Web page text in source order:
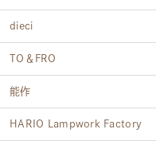
dieci
TO＆FRO
能作
HARIO Lampwork Factory